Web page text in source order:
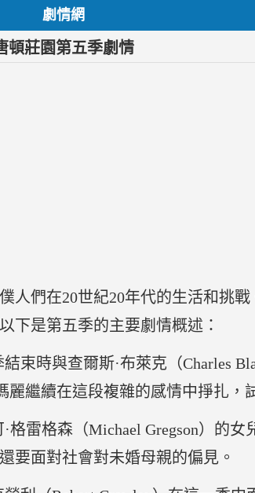
劇情網
頓莊園第五季劇情
人們在20世紀20年代的生活和挑
下是第五季的主要劇情概述：
結束時與查爾斯·布萊克（Charles
繼續在這段複雜的感情中掙扎，
格雷格森（Michael Gregson）的女
要面對社會對未婚母親的偏見。